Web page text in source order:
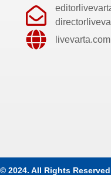
livevarta.com
© 2024. All Rights